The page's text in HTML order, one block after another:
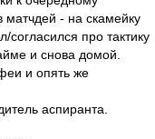
матчдей - на скамейку
про тактику
и снова домой.
и опять же
аспиранта.